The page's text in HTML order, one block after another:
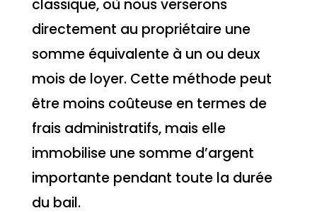
classique, où nous verserons
directement au propriétaire une
somme équivalente à un ou deux
mois de loyer. Cette méthode peut
être moins coûteuse en termes de
frais administratifs, mais elle
immobilise une somme d’argent
importante pendant toute la durée
du bail.